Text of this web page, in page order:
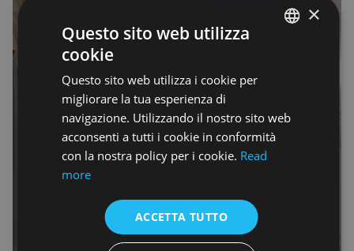
×
Questo sito web utilizza
cookie
Questo sito web utilizza i cookie per
migliorare la tua esperienza di
navigazione. Utilizzando il nostro sito web
acconsenti a tutti i cookie in conformità
con la nostra policy per i cookie. Read
more
ACCETTA TUTTO